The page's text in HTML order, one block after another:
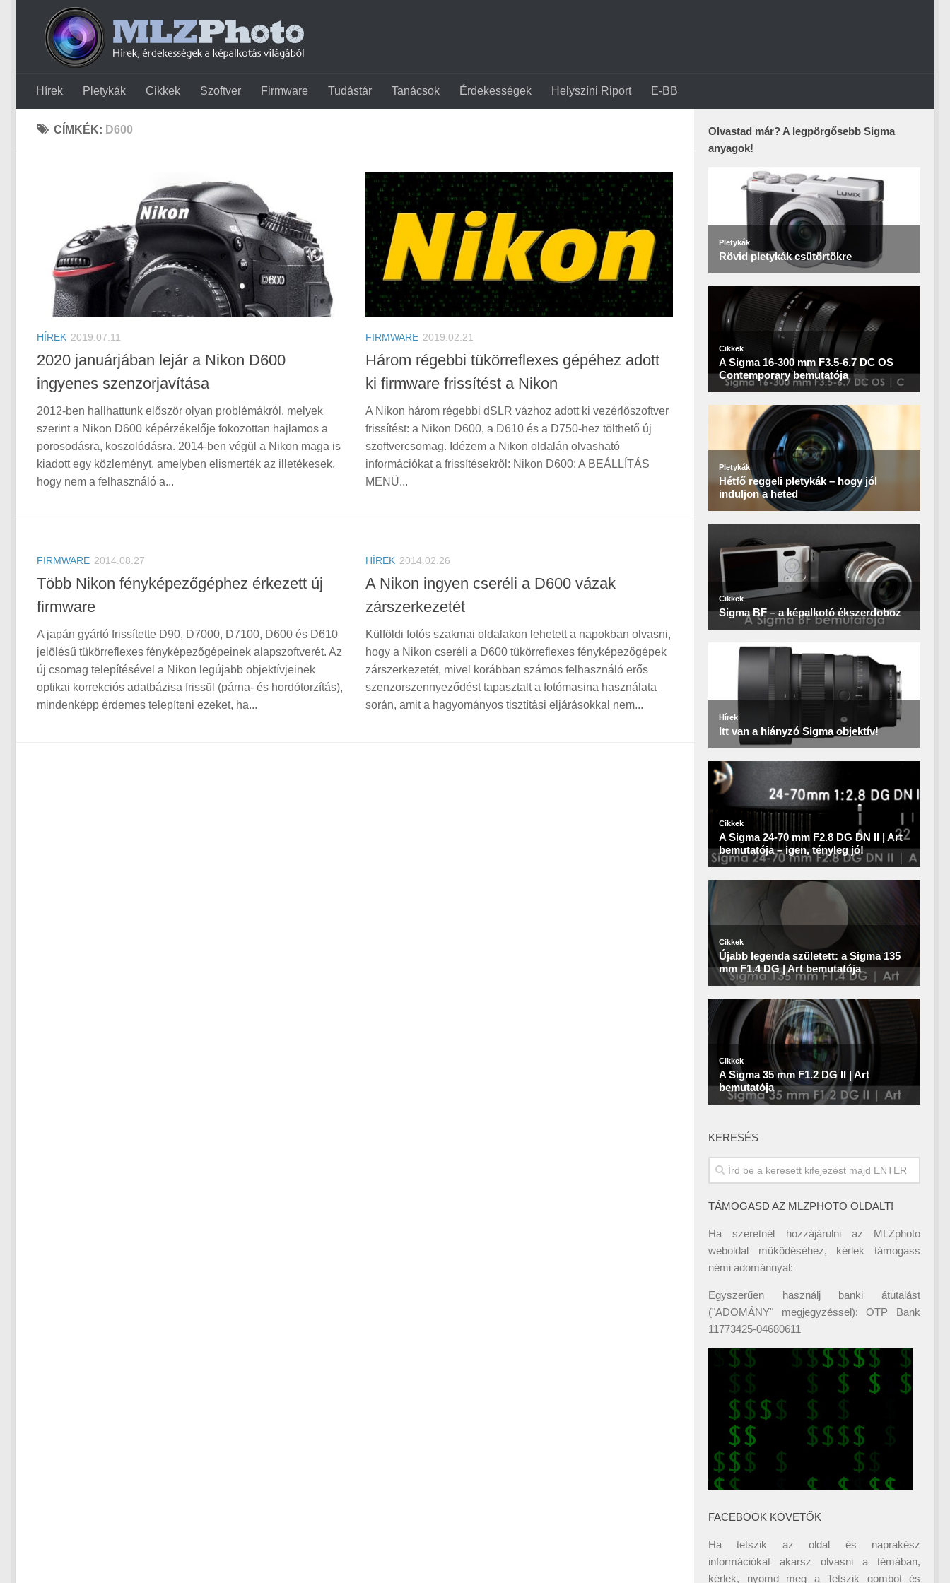
Hírek Pletykák Cikkek Szoftver Firmware Tudástár Tanácsok Érdekességek Helyszíni Riport E-BB
CÍMKÉK: D600
HÍREK 2019.07.11
2020 januárjában lejár a Nikon D600
ingyenes szenzorjavítása
2012-ben hallhattunk először olyan problémákról, melyek
szerint a Nikon D600 képérzékelője fokozottan hajlamos a
porosodásra, koszolódásra. 2014-ben végül a Nikon maga is
kiadott egy közleményt, amelyben elismerték az illetékesek,
hogy nem a felhasználó a...
FIRMWARE 2019.02.21
Három régebbi tükörreflexes gépéhez adott
ki firmware frissítést a Nikon
A Nikon három régebbi dSLR vázhoz adott ki vezérlőszoftver
frissítést: a Nikon D600, a D610 és a D750-hez tölthető új
szoftvercsomag. Idézem a Nikon oldalán olvasható
információkat a frissítésekről: Nikon D600: A BEÁLLÍTÁS
MENÜ...
FIRMWARE 2014.08.27
Több Nikon fényképezőgéphez érkezett új
firmware
A japán gyártó frissítette D90, D7000, D7100, D600 és D610
jelölésű tükörreflexes fényképezőgépeinek alapszoftverét. Az
új csomag telepítésével a Nikon legújabb objektívjeinek
optikai korrekciós adatbázisa frissül (párna- és hordótorzítás),
mindenképp érdemes telepíteni ezeket, ha...
HÍREK 2014.02.26
A Nikon ingyen cseréli a D600 vázak
zárszerkezetét
Külföldi fotós szakmai oldalakon lehetett a napokban olvasni,
hogy a Nikon cseréli a D600 tükörreflexes fényképezőgépek
zárszerkezetét, mivel korábban számos felhasználó erős
szenzorszennyeződést tapasztalt a fotómasina használata
során, amit a hagyományos tisztítási eljárásokkal nem...
Olvastad már? A legpörgősebb Sigma
anyagok!
KERESÉS
TÁMOGASD AZ MLZPHOTO OLDALT!
Ha szeretnél hozzájárulni az MLZphoto
weboldal működéséhez, kérlek támogass
némi adománnyal:
Egyszerűen használj banki átutalást
("ADOMÁNY" megjegyzéssel): OTP Bank
11773425-04680611
FACEBOOK KÖVETŐK
Ha tetszik az oldal és naprakész
információkat akarsz olvasni a témában,
kérlek, nyomd meg a Tetszik gombot és